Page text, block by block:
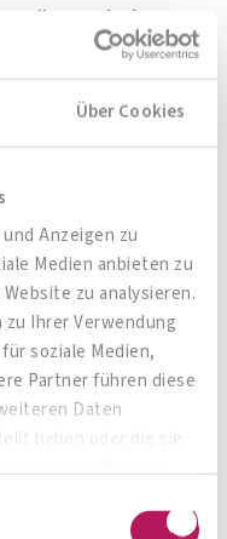
Über Cookies
Anzeigen zu
Medien anbieten zu
zu analysieren.
Ihrer Verwendung
soziale Medien,
Partner führen diese
Daten
gesammelt haben.
und Obst
hohen
den Verzehr
einer
Am besten
zwei
genannten
mehr im Wege: